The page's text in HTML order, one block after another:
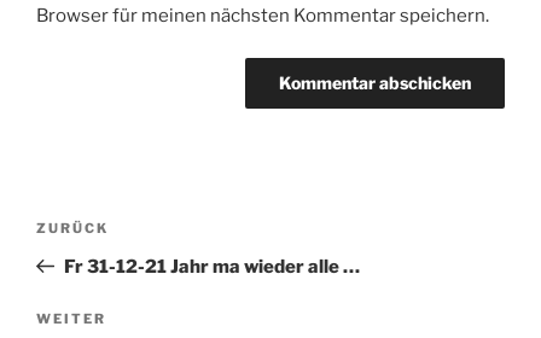
Browser für meinen nächsten Kommentar speichern.
Beitragsnavigation
Vorheriger
Beitrag
ZURÜCK
Fr 31-12-21 Jahr ma wieder alle …
Nächster
WEITER